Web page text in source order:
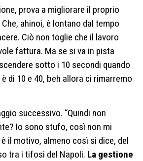
prova a migliorare il proprio
ahinoi, è lontano dal tempo
Ciò non toglie che il lavoro
fattura. Ma se si va in pista
sotto i 10 secondi quando
di 10 e 40, beh allora ci rimarremo
successivo. “Quindi non
Io sono stufo, così non mi
il motivo, almeno così si dice, del
tra i tifosi del Napoli. La gestione